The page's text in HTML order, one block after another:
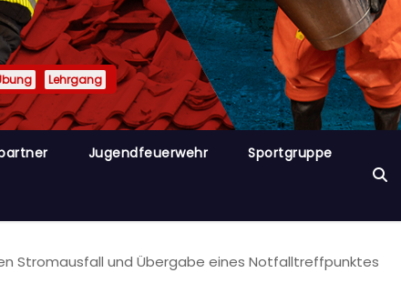
Lehrgang
Jugendfeuerwehr Sportgruppe
Stromausfall und Übergabe eines Notfalltreffpunktes